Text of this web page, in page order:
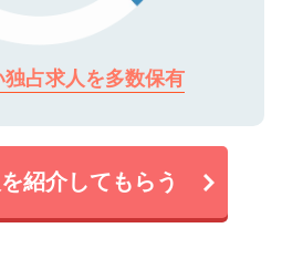
占求人を多数保有
紹介してもらう